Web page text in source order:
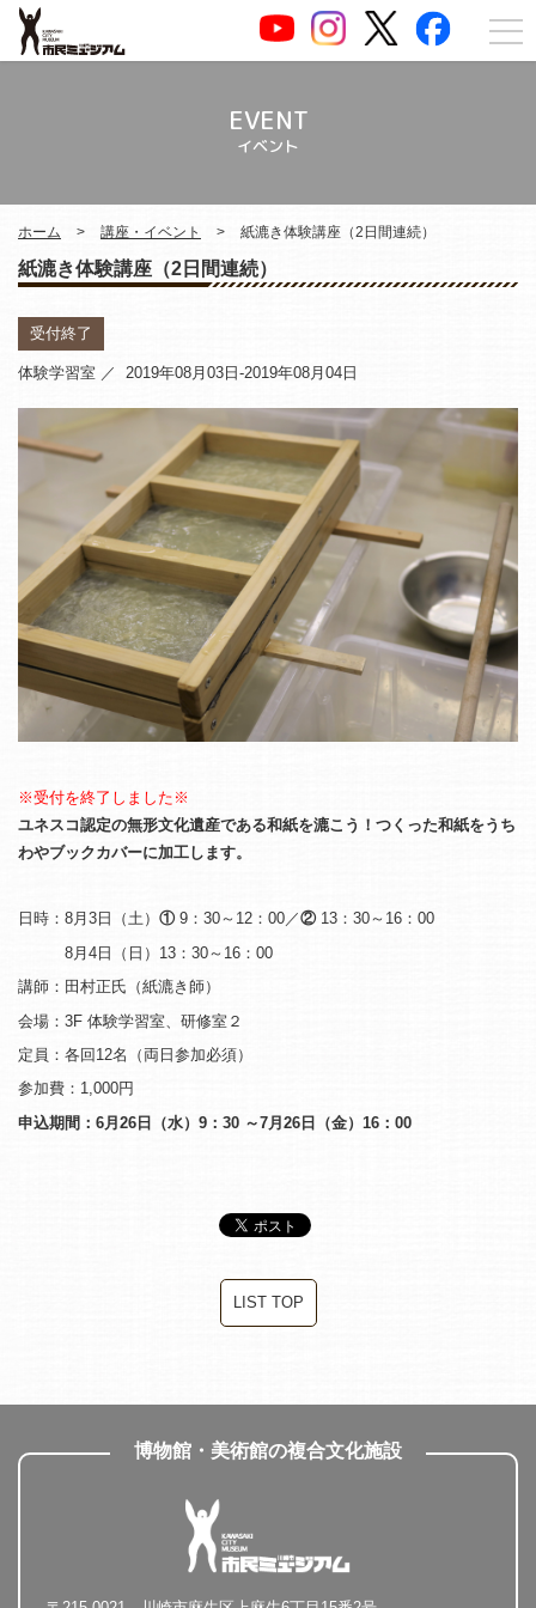
EVENT
イベント
ホーム 講座・イベント 紙漉き体験講座（2日間連続）
紙漉き体験講座（2日間連続）
受付終了
体験学習室 ／ 2019年08月03日-2019年08月04日
※受付を終了しました※
ユネスコ認定の無形文化遺産である和紙を漉こう！つくった和紙をうち
わやブックカバーに加工します。
日時：8月3日（土） ① 9：30～12：00／② 13：30～16：00
8月4日（日）13：30～16：00
講師：田村正氏（紙漉き師）
会場：3F 体験学習室、研修室２
定員：各回12名（両日参加必須）
参加費：1,000円
申込期間：6月26日（水）9：30 ～7月26日（金）16：00
LIST TOP
博物館・美術館の複合文化施設